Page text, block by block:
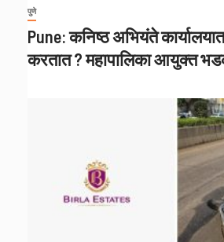
पुणे
Pune: कनिष्ठ अभियंते
करतात ? महापालिका आयुक्त